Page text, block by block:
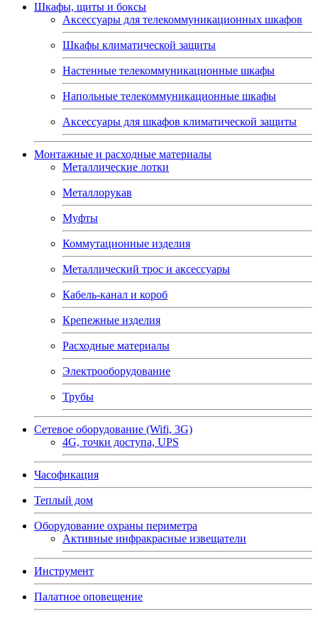
Шкафы, щиты и боксы
Аксессуары для телекоммуникационных шкафов
Шкафы климатической защиты
Настенные телекоммуникационные шкафы
Напольные телекоммуникационные шкафы
Аксессуары для шкафов климатической защиты
Монтажные и расходные материалы
Металлические лотки
Металлорукав
Муфты
Коммутационные изделия
Металлический трос и аксессуары
Кабель-канал и короб
Крепежные изделия
Расходные материалы
Электрооборудование
Трубы
Сетевое оборудование (Wifi, 3G)
4G, точки доступа, UPS
Часофикация
Теплый дом
Оборудование охраны периметра
Активные инфракрасные извещатели
Инструмент
Палатное оповещение